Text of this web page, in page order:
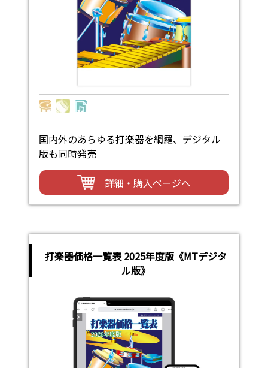
国内外のあらゆる打楽器を網羅、デジタル
版も同時発売
詳細・購入ページへ
打楽器価格一覧表 2025年度版《MTデジタ
ル版》